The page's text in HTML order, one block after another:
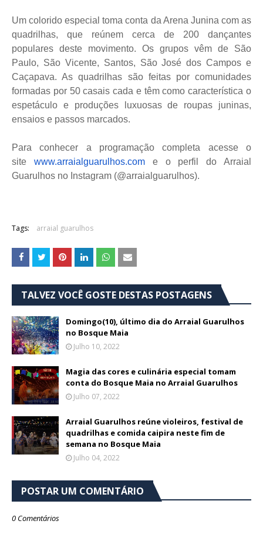
Um colorido especial toma conta da Arena Junina com as
quadrilhas, que reúnem cerca de 200 dançantes
populares deste movimento. Os grupos vêm de São
Paulo, São Vicente, Santos, São José dos Campos e
Caçapava. As quadrilhas são feitas por comunidades
formadas por 50 casais cada e têm como característica o
espetáculo e produções luxuosas de roupas juninas,
ensaios e passos marcados.
Para conhecer a programação completa acesse o
site www.arraialguarulhos.come o perfil do Arraial
Guarulhos no Instagram (@arraialguarulhos).
Tags: arraial guarulhos
TALVEZ VOCÊ GOSTE DESTAS POSTAGENS
Domingo(10), último dia do Arraial Guarulhos
no Bosque Maia
Julho 10, 2022
Magia das cores e culinária especial tomam
conta do Bosque Maia no Arraial Guarulhos
Julho 07, 2022
Arraial Guarulhos reúne violeiros, festival de
quadrilhas e comida caipira neste fim de
semana no Bosque Maia
Julho 04, 2022
POSTAR UM COMENTÁRIO
0 Comentários